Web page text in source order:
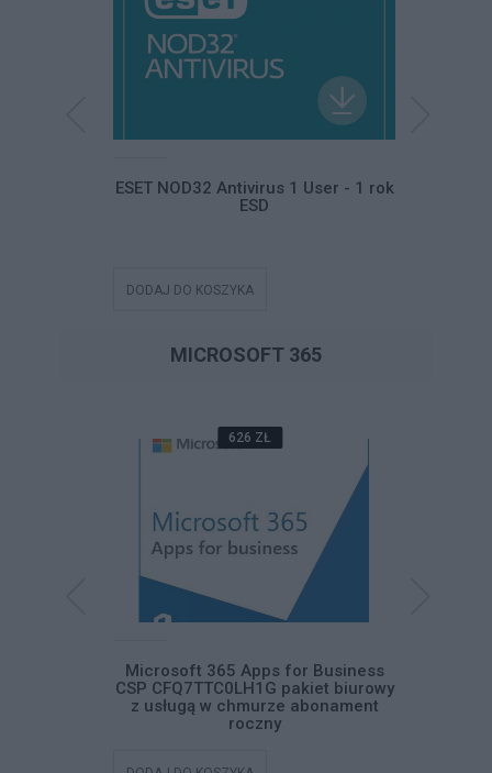
ESET NOD32 Antivirus 1 User - 1 rok
ESD
DODAJ DO KOSZYKA
MICROSOFT 365
626 ZŁ
Microsoft 365 Apps for Business
CSP CFQ7TTC0LH1G pakiet biurowy
z usługą w chmurze abonament
roczny